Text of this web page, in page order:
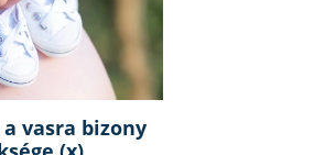
vasra bizony